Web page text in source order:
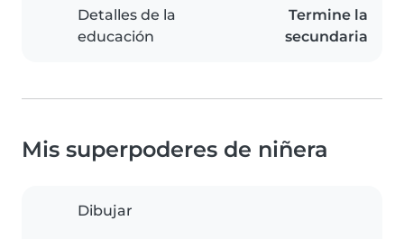
Detalles de la
educación
Termine la
secundaria
Mis superpoderes de niñera
Dibujar